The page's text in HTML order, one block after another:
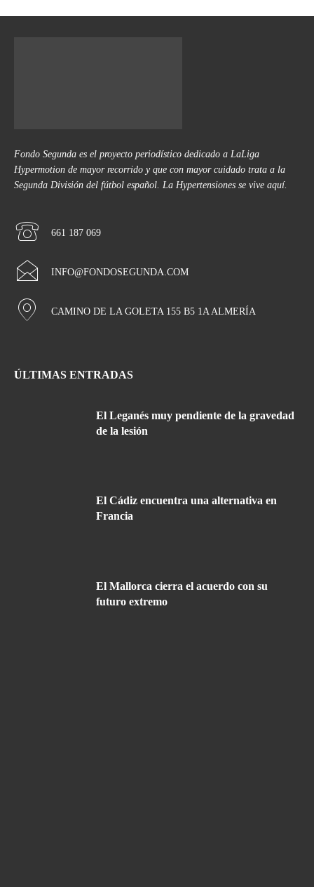
Fondo Segunda es el proyecto periodístico dedicado a LaLiga
Hypermotion de mayor recorrido y que con mayor cuidado trata a la
Segunda División del fútbol español. La Hypertensiones se vive aquí.
661 187 069
INFO@FONDOSEGUNDA.COM
CAMINO DE LA GOLETA 155 B5 1A ALMERÍA
ÚLTIMAS ENTRADAS
El Leganés muy pendiente de la gravedad
de la lesión
El Cádiz encuentra una alternativa en
Francia
El Mallorca cierra el acuerdo con su
futuro extremo